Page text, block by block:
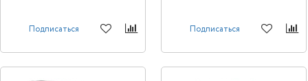
Подписаться Подписаться